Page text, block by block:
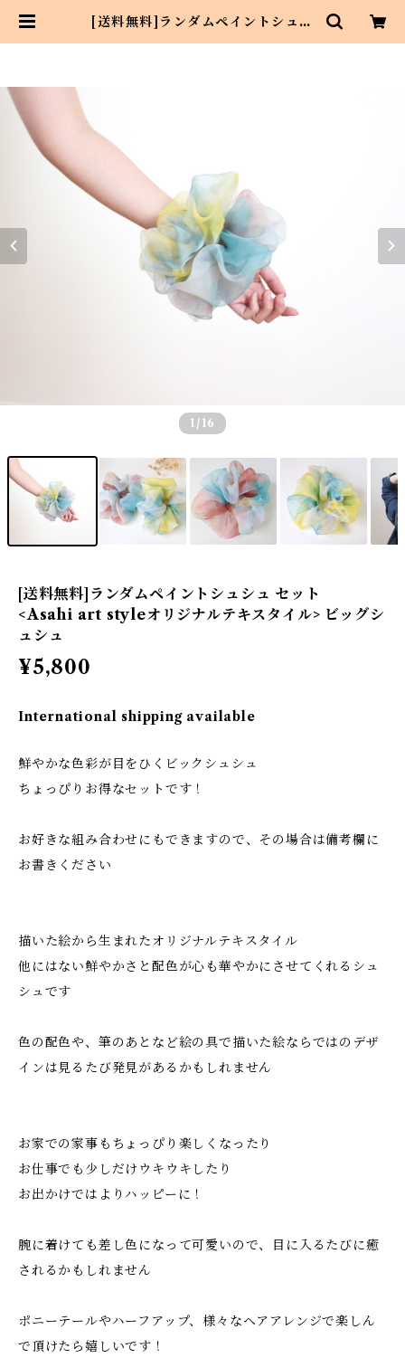
[送料無料]ランダムペイントシュシ
1 /16
[送料無料]ランダムペイントシュシュ セット
<Asahi art styleオリジナルテキスタイル> ビッグシ
ュシュ
¥5,800
International shipping available
鮮やかな色彩が目をひくビックシュシュ
ちょっぴりお得なセットです！
お好きな組み合わせにもできますので、その場合は備考欄に
お書きください
描いた絵から生まれたオリジナルテキスタイル
他にはない鮮やかさと配色が心も華やかにさせてくれるシュ
シュです
色の配色や、筆のあとなど絵の具で描いた絵ならではのデザ
インは見るたび発見があるかもしれません
お家での家事もちょっぴり楽しくなったり
お仕事でも少しだけウキウキしたり
お出かけではよりハッピーに！
腕に着けても差し色になって可愛いので、目に入るたびに癒
されるかもしれません
ポニーテールやハーフアップ、様々なヘアアレンジで楽しん
で頂けたら嬉しいです！